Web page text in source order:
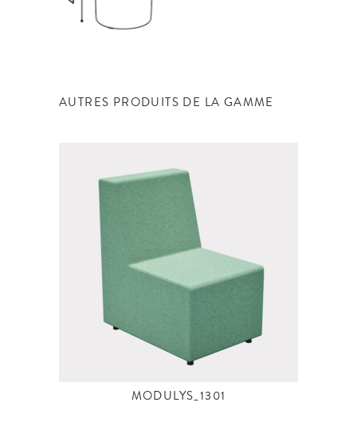
AUTRES PRODUITS DE LA GAMME
MODULYS_1301